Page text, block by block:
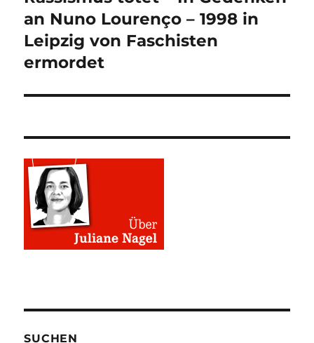
Beitrag:
an Nuno Lourenço – 1998 in
Leipzig von Faschisten
ermordet
SUCHEN